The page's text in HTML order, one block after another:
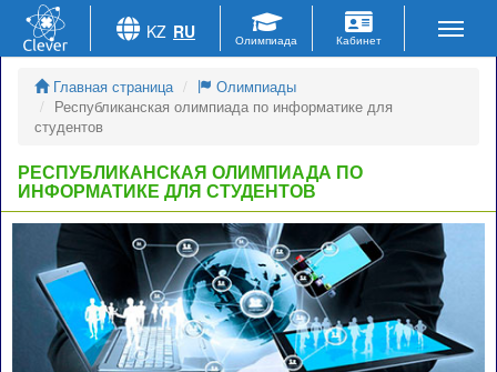
Главная страница
Олимпиады
Республиканская олимпиада по информатике для
студентов
РЕСПУБЛИКАНСКАЯ ОЛИМПИАДА ПО
ИНФОРМАТИКЕ ДЛЯ СТУДЕНТОВ
KZ RU